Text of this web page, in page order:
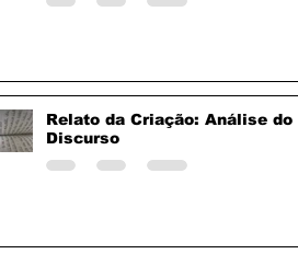
Relato da Criação: Análise do
Discurso